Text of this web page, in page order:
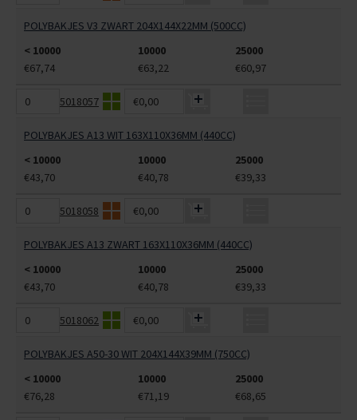
POLYBAKJES V3 ZWART 204X144X22MM (500CC)
< 10000
10000
25000
€67,74
€63,22 €60,97
5018057 €0,00
POLYBAKJES A13 WIT 163X110X36MM (440CC)
< 10000
10000
25000
€43,70
€40,78 €39,33
5018058 €0,00
POLYBAKJES A13 ZWART 163X110X36MM (440CC)
< 10000
10000
25000
€43,70
€40,78 €39,33
5018062 €0,00
POLYBAKJES A50-30 WIT 204X144X39MM (750CC)
< 10000
10000
25000
€76,28
€71,19 €68,65